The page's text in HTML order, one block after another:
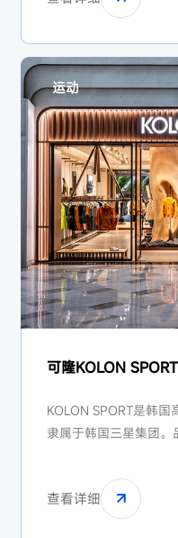
运动
可隆KOLON SPORT
KOLON SPORT是韩国
隶属于韩国三星集团。
性产品包括 “正反两穿
KOLON SPORT在中国
查看详细